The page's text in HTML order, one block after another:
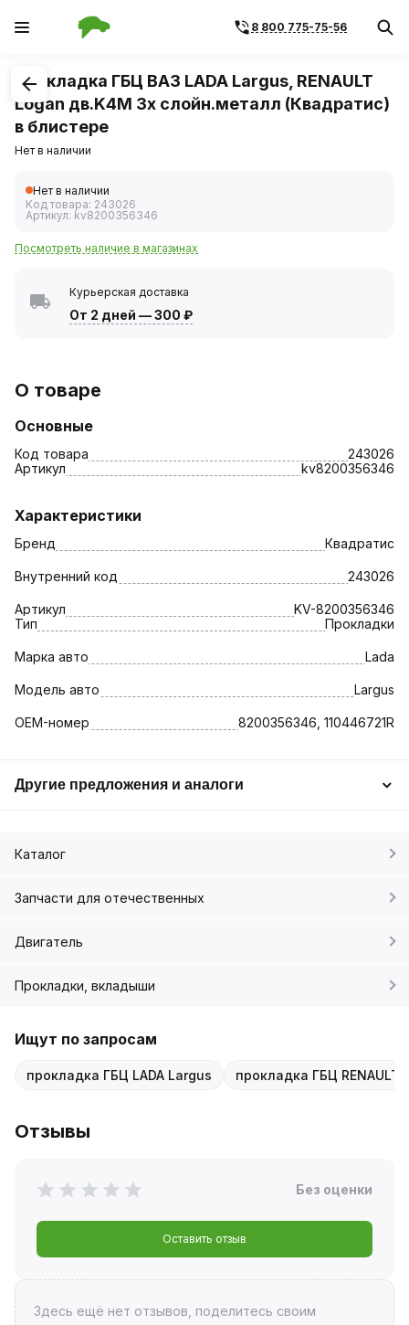
8 800 775-75-56
1/1
Прокладка ГБЦ ВАЗ LADA Largus, RENAULT
Logan дв.K4M 3х слойн.металл (Квадратис)
в блистере
Нет в наличии
Нет в наличии
Код товара: 243026
Артикул: kv8200356346
Посмотреть наличие в магазинах
Курьерская доставка
От 2 дней —300 ₽
О товаре
Основные
Код товара
243026
Артикул
kv8200356346
Характеристики
Бренд Квадратис
Внутренний код 243026
Артикул
KV-8200356346
Тип
Прокладки
Марка авто Lada
Модель авто Largus
OEM-номер 8200356346, 110446721R
Другие предложения и аналоги
Каталог
Запчасти для отечественных
Двигатель
Прокладки, вкладыши
Ищут по запросам
прокладка ГБЦ LADA Largus прокладка ГБЦ RENAULT
Отзывы
Без оценки
Оставить отзыв
Здесь ещё нет отзывов, поделитесь своим